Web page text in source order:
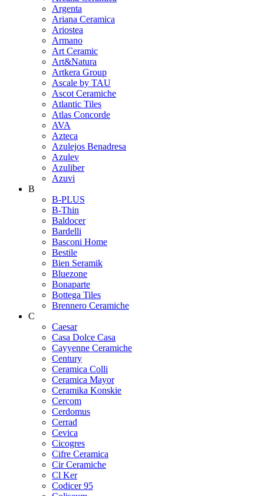
Argenta
Ariana Ceramica
Ariostea
Armano
Art Ceramic
Art&Natura
Artkera Group
Ascale by TAU
Ascot Ceramiche
Atlantic Tiles
Atlas Concorde
AVA
Azteca
Azulejos Benadresa
Azulev
Azuliber
Azuvi
B
B-PLUS
B-Thin
Baldocer
Bardelli
Basconi Home
Bestile
Bien Seramik
Bluezone
Bonaparte
Bottega Tiles
Brennero Ceramiche
C
Caesar
Casa Dolce Casa
Cayyenne Ceramiche
Century
Ceramica Colli
Ceramica Mayor
Ceramika Konskie
Cercom
Cerdomus
Cerrad
Cevica
Cicogres
Cifre Ceramica
Cir Ceramiche
Cl Ker
Codicer 95